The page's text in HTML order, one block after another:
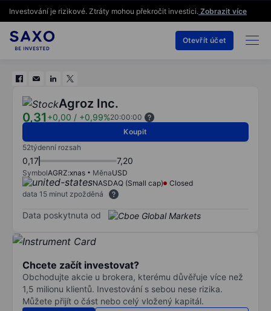
Investování je rizikové. Ztráty mohou překročit investici. Zobrazit více
Otevřít účet
Agroz Inc.
0,31+0,00 / +0,99%20:00:00
Koupit
52týdenní rozsah
0,17 7,20
SymbolAGRZ:xnas MěnaUSD
NASDAQ (Small cap)
Closed
data 15 minut zpožděná
Data poskytnuta od
Chcete začít investovat?
Obchodujte akcie u brokera, kterému důvěřuje více než
1,5 milionu klientů. Investování s sebou nese rizika.
Můžete přijít o část nebo celý vložený kapitál.